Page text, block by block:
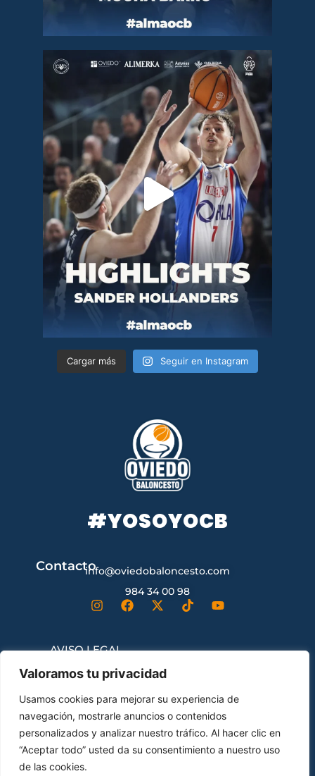
Valoramos tu privacidad
Usamos cookies para mejorar su experiencia de
navegación, mostrarle anuncios o contenidos
personalizados y analizar nuestro tráfico. Al hacer clic en
“Aceptar todo” usted da su consentimiento a nuestro uso
de las cookies.
Cargar más Seguir en Instagram
#YOSOYOCB
Contactoinfo@oviedobaloncesto.com
984 34 00 98
AVISO LEGAL
CONTRATACIÓN
ENVÍOS Y DEVOLUCIONES